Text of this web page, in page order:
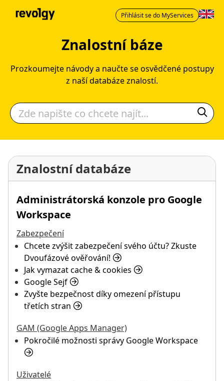
Přihlásit se do MyServices
Znalostní báze
Prozkoumejte návody a naučte se osvědčené postupy
z naší databáze znalostí.
Znalostní databáze
Administrátorská konzole pro Google
Workspace
Zabezpečení
Chcete zvýšit zabezpečení svého účtu? Zkuste
Dvoufázové ověřování!
Jak vymazat cache & cookies
Google Sejf
Zvyšte bezpečnost díky omezení přístupu
třetích stran
GAM (Google Apps Manager)
Pokročilé možnosti správy Google Workspace
Uživatelé